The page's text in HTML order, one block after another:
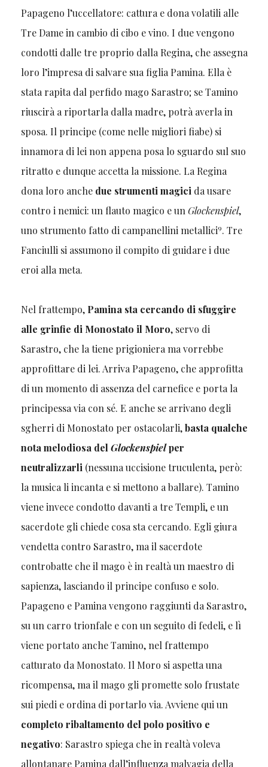
Papageno l’uccellatore: cattura e dona volatili alle
Tre Dame in cambio di cibo e vino. I due vengono
condotti dalle tre proprio dalla Regina, che assegna
loro l’impresa di salvare sua figlia Pamina. Ella è
stata rapita dal perfido mago Sarastro; se Tamino
riuscirà a riportarla dalla madre, potrà averla in
sposa. Il principe (come nelle migliori fiabe) si
innamora di lei non appena posa lo sguardo sul suo
ritratto e dunque accetta la missione. La Regina
dona loro anche due strumenti magici da usare
contro i nemici: un flauto magico e un Glockenspiel,
uno strumento fatto di campanellini metallici9. Tre
Fanciulli si assumono il compito di guidare i due
eroi alla meta.
Nel frattempo, Pamina sta cercando di sfuggire
alle grinfie di Monostato il Moro, servo di
Sarastro, che la tiene prigioniera ma vorrebbe
approfittare di lei. Arriva Papageno, che approfitta
di un momento di assenza del carnefice e porta la
principessa via con sé. E anche se arrivano degli
sgherri di Monostato per ostacolarli,basta qualche
nota melodiosa del Glockenspielper
neutralizzarli (nessuna uccisione truculenta, però:
la musica li incanta e si mettono a ballare). Tamino
viene invece condotto davanti a tre Templi, e un
sacerdote gli chiede cosa sta cercando. Egli giura
vendetta contro Sarastro, ma il sacerdote
controbatte che il mago è in realtà un maestro di
sapienza, lasciando il principe confuso e solo.
Papageno e Pamina vengono raggiunti da Sarastro,
su un carro trionfale e con un seguito di fedeli, e lì
viene portato anche Tamino, nel frattempo
catturato da Monostato. Il Moro si aspetta una
ricompensa, ma il mago gli promette solo frustate
sui piedi e ordina di portarlo via. Avviene qui un
completo ribaltamento del polo positivo e
negativo: Sarastro spiega che in realtà voleva
allontanare Pamina dall’influenza malvagia della